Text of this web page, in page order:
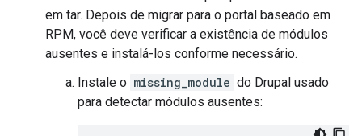
em tar. Depois de migrar para o portal baseado em
RPM, você deve verificar a existência de módulos
ausentes e instalá-los conforme necessário.
Instale o missing_module do Drupal usado
para detectar módulos ausentes: